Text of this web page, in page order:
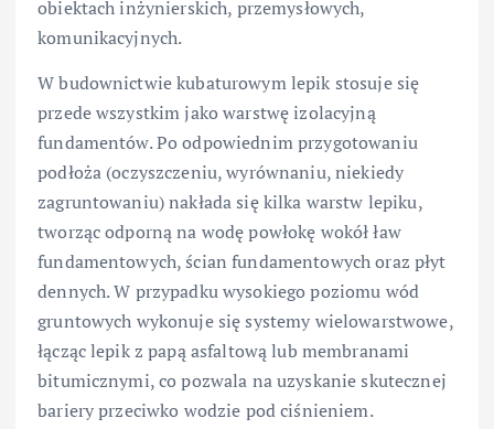
obiektach inżynierskich, przemysłowych,
komunikacyjnych.
W budownictwie kubaturowym lepik stosuje się
przede wszystkim jako warstwę izolacyjną
fundamentów. Po odpowiednim przygotowaniu
podłoża (oczyszczeniu, wyrównaniu, niekiedy
zagruntowaniu) nakłada się kilka warstw lepiku,
tworząc odporną na wodę powłokę wokół ław
fundamentowych, ścian fundamentowych oraz płyt
dennych. W przypadku wysokiego poziomu wód
gruntowych wykonuje się systemy wielowarstwowe,
łącząc lepik z papą asfaltową lub membranami
bitumicznymi, co pozwala na uzyskanie skutecznej
bariery przeciwko wodzie pod ciśnieniem.